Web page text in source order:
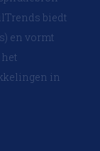
biedt
en vormt
in